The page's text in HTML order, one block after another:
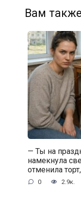
Вам
— Ты на
намекнула
отменила
0 2.9к.